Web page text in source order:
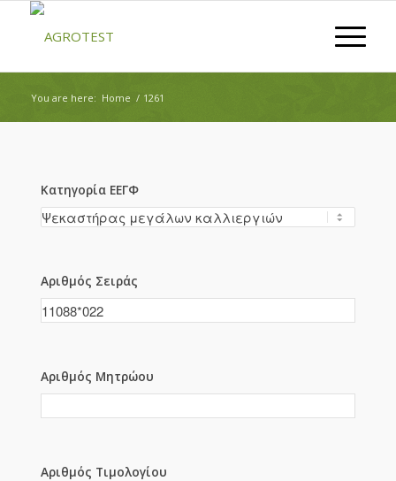
You are here: Home / 1261
Κατηγορία ΕΕΓΦ
Αριθμός Σειράς
Αριθμός Μητρώου
Αριθμός Τιμολογίου